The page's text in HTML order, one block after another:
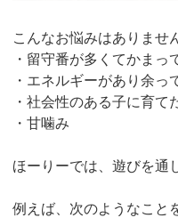
こんなお悩みはありませ
・留守番が多くてかまっ
・エネルギーがあり余
・社会性のある子に育て
・甘噛み
ほーりーでは、遊びを通
例えば、次のようなこと